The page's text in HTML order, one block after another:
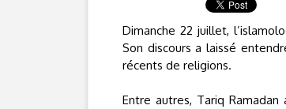
Dimanche 22 juillet,
Son discours a laissé
récents de religions.
Entre autres, Tariq